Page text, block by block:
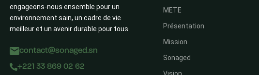
engageons-nous ensemble pour un
environnement sain, un cadre de vie
meilleur et un avenir durable pour tous.
contact@sonaged.sn
+221 33 869 02 62
METE
Présentation
Mission
Sonaged